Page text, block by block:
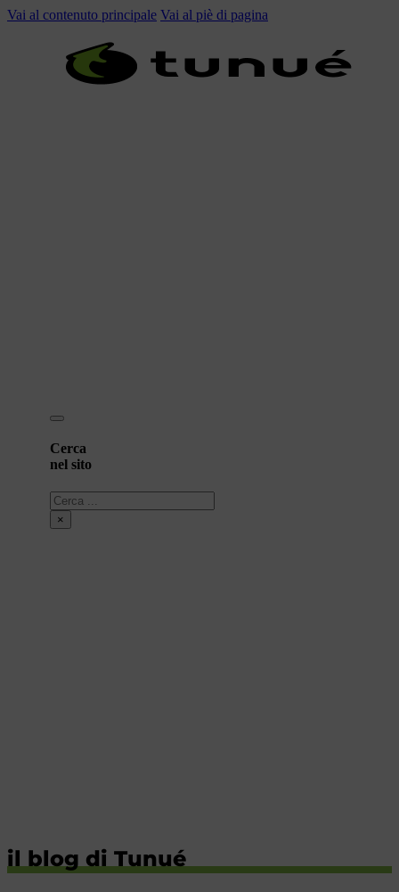
Vai al contenuto principale Vai al piè di pagina
Cerca
nel sito
Cerca
×
il blog di Tunué